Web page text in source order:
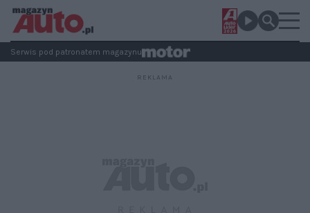
Serwis pod patronatem magazynu